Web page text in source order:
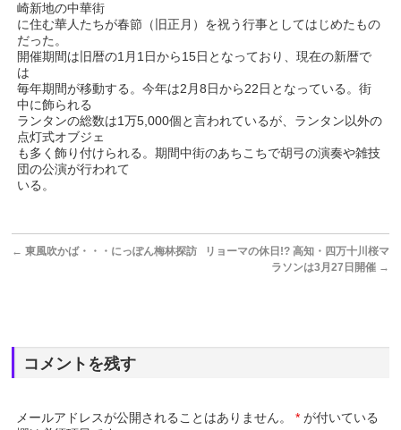
崎新地の中華街
に住む華人たちが春節（旧正月）を祝う行事としてはじめたもの
だった。
開催期間は旧暦の1月1日から15日となっており、現在の新暦で
は
毎年期間が移動する。今年は2月8日から22日となっている。街
中に飾られる
ランタンの総数は1万5,000個と言われているが、ランタン以外の
点灯式オブジェ
も多く飾り付けられる。期間中街のあちこちで胡弓の演奏や雑技
団の公演が行われて
いる。
← 東風吹かば・・・にっぽん梅林探訪
リョーマの休日!? 高知・四万十川桜マ
ラソンは3月27日開催 →
コメントを残す
メールアドレスが公開されることはありません。 * が付いている